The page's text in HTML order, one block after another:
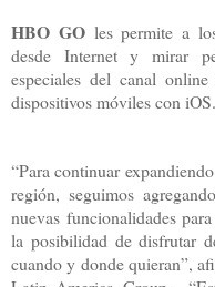
HBO GOles permite a
desde Internet y mirar
especiales del canal
dispositivos móviles con iOS.
“Para continuar
región, seguimos
nuevas funcionalidades
la posibilidad de disfrutar
cuando y donde quieran”,